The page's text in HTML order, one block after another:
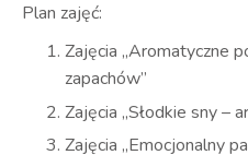
Plan zajęć:
Zajęcia „Aromatyczne
zapachów”
Zajęcia „Słodkie sny –
Zajęcia „Emocjonalny